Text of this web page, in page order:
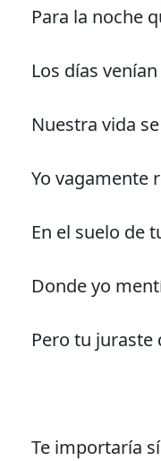
Para la noche
Los días
Nuestra vida
Yo vagamente
En el suelo de
Donde yo
Pero tu juraste
Te importaría